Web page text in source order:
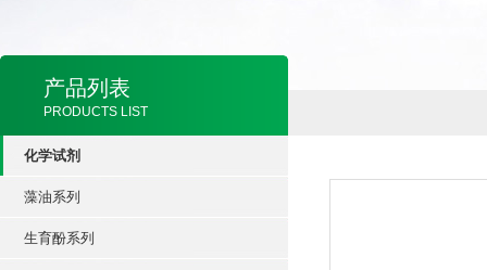
产品列表
PRODUCTS LIST
化学试剂
藻油系列
生育酚系列